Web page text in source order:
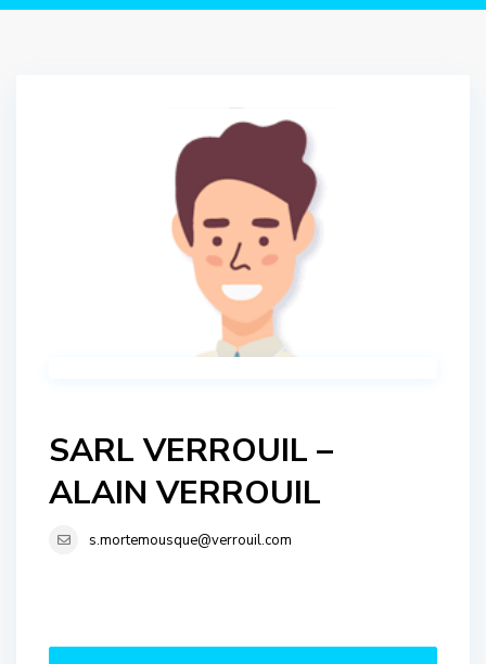
SARL VERROUIL –
ALAIN VERROUIL
s.mortemousque@verrouil.com